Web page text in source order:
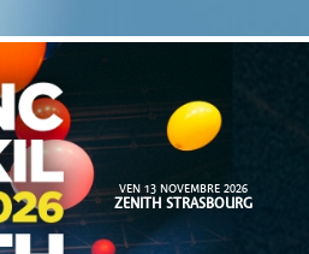
VEN 13 NOVEMBRE 2026
ZENITH STRASBOURG